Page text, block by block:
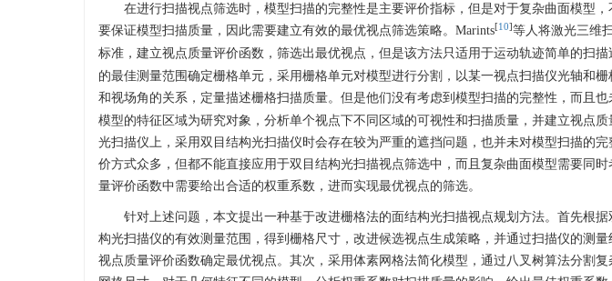
在进行扫描视点筛选时，模型扫描的完整性是主要评价指标，但是对于复杂曲面模型
要保证模型扫描质量，因此需要建立有效的最优视点筛选策略。Marints[10]等人将激光三维
标准，建立视点质量评价函数，筛选出最优视点，但是该方法只适用于运动轨迹简单的扫描
的最佳测量范围确定栅格单元，采用栅格单元对模型进行分割，以某一视点扫描仪光轴和
和视场角的关系，定量描述栅格扫描质量。但是他们没有考虑到模型扫描的完整性，而且
模型的特征区域为研究对象，分析单个视点下不同区域的可视性和扫描质量，并建立视点
光扫描仪上，采用双目结构光扫描仪时会存在较为严重的遮挡问题，也并未对模型扫描的
价方式众多，但都不能直接应用于双目结构光扫描视点筛选中，而且复杂曲面模型需要同
量评价函数中需要给出合适的权重系数，进而实现最优视点的筛选。
针对上述问题，本文提出一种基于改进栅格法的面结构光扫描视点规划方法。首先根
构光扫描仪的有效测量范围，得到栅格尺寸，改进候选视点生成策略，并通过扫描仪的测
视点质量评价函数确定最优视点。其次，采用体素网格法简化模型，通过八叉树算法分割